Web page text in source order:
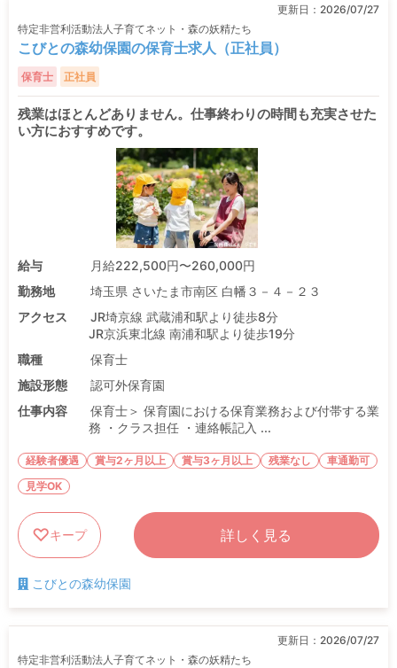
更新日： 2026/07/27
特定非営利活動法人子育てネット・森の妖精たち
こびとの森幼保園の保育士求人（正社員）
保育士 正社員
残業はほとんどありません。仕事終わりの時間も充実させた
い方におすすめです。
給与
月給222,500円〜260,000円
勤務地
埼玉県 さいたま市南区 白幡３－４－２３
アクセス
JR埼京線 武蔵浦和駅より徒歩8分
JR京浜東北線 南浦和駅より徒歩19分
職種
保育士
施設形態
認可外保育園
仕事内容
保育士＞ 保育園における保育業務および付帯する業
務 ・クラス担任 ・連絡帳記入 ...
経験者優遇 賞与2ヶ月以上 賞与3ヶ月以上 残業なし
車通勤可
見学OK
キープ 詳しく見る
こびとの森幼保園
更新日： 2026/07/27
特定非営利活動法人子育てネット・森の妖精たち